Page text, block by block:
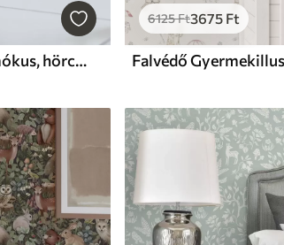
Falvédő Aranyos süni, mókus, hörcsög és pillangók virágokkal pasztell színekkel
6125Ft3675 Ft